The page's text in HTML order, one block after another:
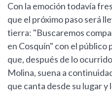
Con la emoción todavía
que el próximo paso será
tierra: "Buscaremos
en Cosquín" con el público
que, después de lo
Molina, suena a
que canta desde su lugar y